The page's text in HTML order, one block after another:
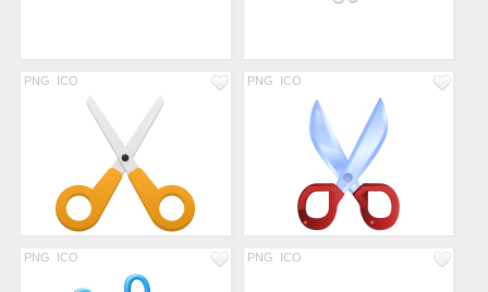
PNG ICO PNG ICO
PNG ICO PNG ICO